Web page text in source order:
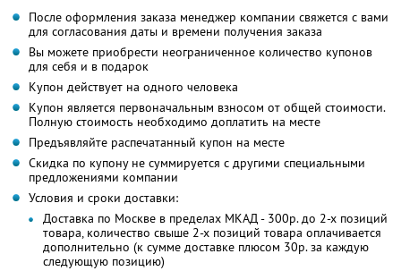
После оформления заказа менеджер компании свяжется с вами
для согласования даты и времени получения заказа
Вы можете приобрести неограниченное количество купонов
для себя и в подарок
Купон действует на одного человека
Купон является первоначальным взносом от общей стоимости.
Полную стоимость необходимо доплатить на месте
Предъявляйте распечатанный купон на месте
Скидка по купону не суммируется с другими специальными
предложениями компании
Условия и сроки доставки:
Доставка по Москве в пределах МКАД - 300р. до 2-х позиций
товара, количество свыше 2-х позиций товара оплачивается
дополнительно (к сумме доставке плюсом 30р. за каждую
следующую позицию)